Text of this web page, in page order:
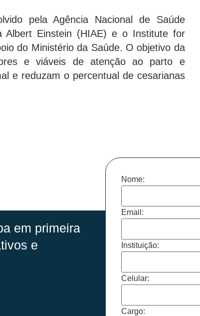
pela Agência Nacional de Saúde
Albert Einstein (HIAE) e o Institute for
do Ministério da Saúde. O objetivo da
e viáveis de atenção ao parto e
e reduzam o percentual de cesarianas
em primeira
e
Nome:
Email:
Instituição:
Celular:
Cargo: